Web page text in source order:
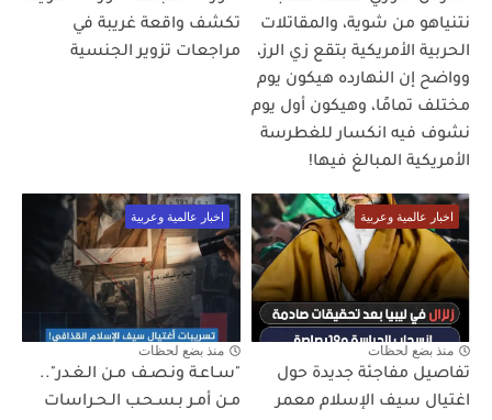
نتنياهو من شوية، والمقاتلات
الحربية الأمريكية بتقع زي الرز،
وواضح إن النهارده هيكون يوم
مختلف تمامًا، وهيكون أول يوم
نشوف فيه انكسار للغطرسة
الأمريكية المبالغ فيها!
تكشف واقعة غريبة في
مراجعات تزوير الجنسية
اخبار عالمية وعربية
منذ بضع لحظات
تفاصيل مفاجئة جديدة حول
اغتيال سيف الإسلام معمر
اخبار عالمية وعربية
منذ بضع لحظات
"سـاعـة ونـصـف مـن الـغـدر"..
مـن أمـر بـسـحـب الـحـراسات